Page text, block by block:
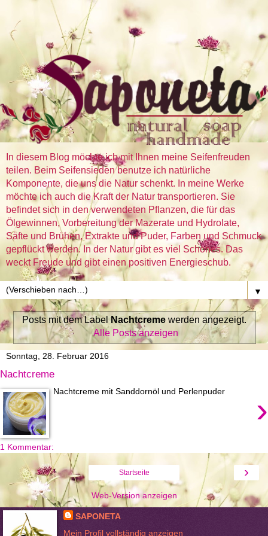
In diesem Blog möchte ich mit Ihnen meine Seifenfreuden
teilen. Beim Seifensieden benutze ich natürliche
Komponente, die uns die Natur schenkt. In meine Werke
möchte ich auch die Kraft der Natur transportieren. Sie
befindet sich in den verwendeten Pflanzen, die für das
Ölgewinnen, Vorbereitung der Mazerate und Hydrolate,
Säfte und Brühen, Extrakte und Puder, Farben und Schmuck
gepflückt werden. In der Natur gibt es viel Schönes. Das
weckt Freude und gibt einen positiven Energieschub.
▼
Posts mit dem LabelNachtcremewerden angezeigt.
Alle Posts anzeigen
Sonntag, 28. Februar 2016
Nachtcreme
›
Nachtcreme mit Sanddornöl und Perlenpuder
1 Kommentar:
›
Startseite
Web-Version anzeigen
SAPONETA
Mein Profil vollständig anzeigen